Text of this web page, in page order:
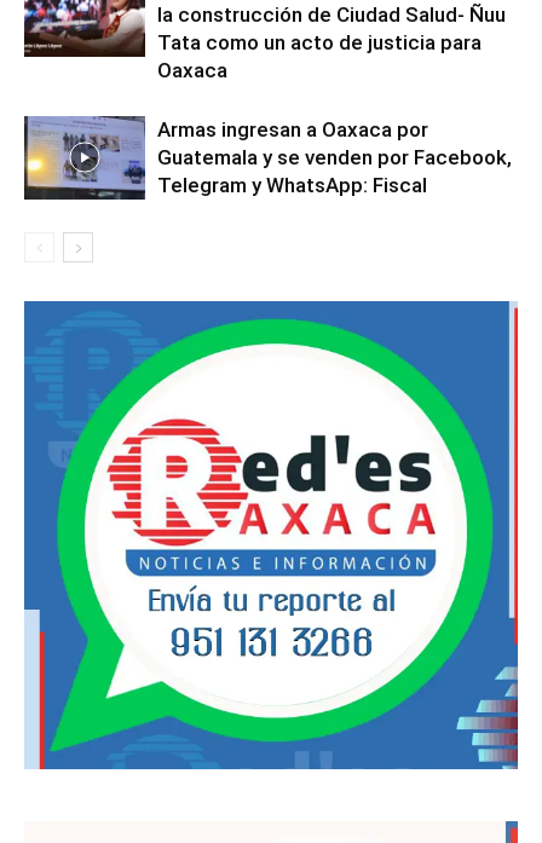
la construcción de Ciudad Salud- Ñuu
Tata como un acto de justicia para
Oaxaca
Armas ingresan a Oaxaca por
Guatemala y se venden por Facebook,
Telegram y WhatsApp: Fiscal